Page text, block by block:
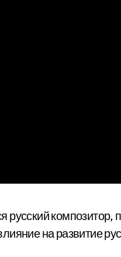
композитор,
на развитие